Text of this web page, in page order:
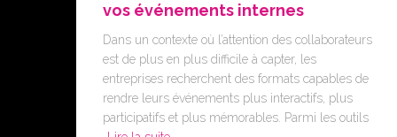
vos événements internes
Dans un contexte où l’attention des collaborateurs
est de plus en plus difficile à capter, les
entreprises recherchent des formats capables de
rendre leurs événements plus interactifs, plus
participatifs et plus mémorables. Parmi les outils